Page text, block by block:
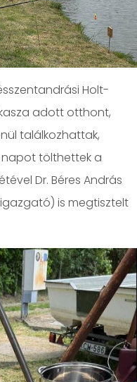
Holt-
adott otthont,
találkozhattak,
tölthettek a
Dr. Béres András
is megtisztelt